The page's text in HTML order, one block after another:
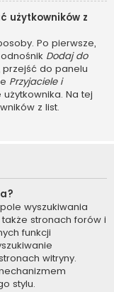
użytkowników z
Po pierwsze,
Dodaj do
przejść do panelu
Przyjaciele i
Na tej
z list.
wyszukiwania
stronach forów i
funkcji
witryny.
stylu.